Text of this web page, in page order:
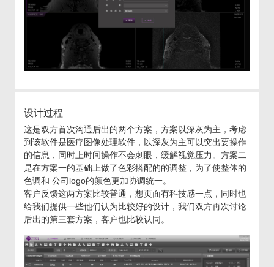
设计过程
这是双方首次沟通后出的两个方案，方案以深灰为主，考虑
到该软件是医疗图像处理软件，以深灰为主可以突出要操作
的信息，同时上时间操作不会刺眼，缓解视觉压力。方案二
是在方案一的基础上做了色彩搭配的的调整，为了使整体的
色调和 公司logo的颜色更加协调统一。
客户反馈这两方案比较普通，想页面有科技感一点，同时也
给我们提供一些他们认为比较好的设计，我们双方再次讨论
后出的第三套方案，客户也比较认同。